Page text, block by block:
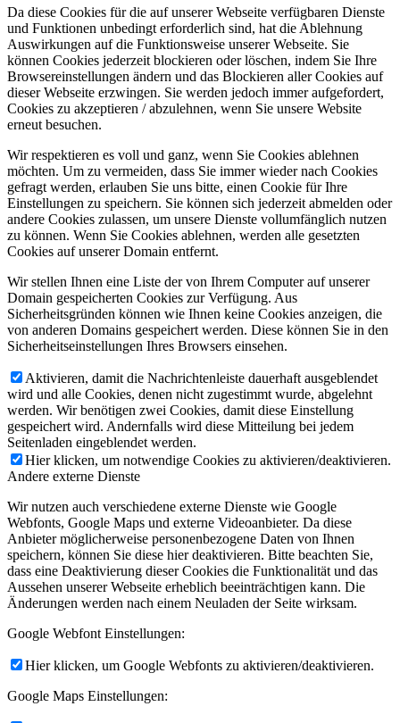
Da diese Cookies für die auf unserer Webseite verfügbaren Dienste
und Funktionen unbedingt erforderlich sind, hat die Ablehnung
Auswirkungen auf die Funktionsweise unserer Webseite. Sie
können Cookies jederzeit blockieren oder löschen, indem Sie Ihre
Browsereinstellungen ändern und das Blockieren aller Cookies auf
dieser Webseite erzwingen. Sie werden jedoch immer aufgefordert,
Cookies zu akzeptieren / abzulehnen, wenn Sie unsere Website
erneut besuchen.
Wir respektieren es voll und ganz, wenn Sie Cookies ablehnen
möchten. Um zu vermeiden, dass Sie immer wieder nach Cookies
gefragt werden, erlauben Sie uns bitte, einen Cookie für Ihre
Einstellungen zu speichern. Sie können sich jederzeit abmelden oder
andere Cookies zulassen, um unsere Dienste vollumfänglich nutzen
zu können. Wenn Sie Cookies ablehnen, werden alle gesetzten
Cookies auf unserer Domain entfernt.
Wir stellen Ihnen eine Liste der von Ihrem Computer auf unserer
Domain gespeicherten Cookies zur Verfügung. Aus
Sicherheitsgründen können wie Ihnen keine Cookies anzeigen, die
von anderen Domains gespeichert werden. Diese können Sie in den
Sicherheitseinstellungen Ihres Browsers einsehen.
Aktivieren, damit die Nachrichtenleiste dauerhaft ausgeblendet
wird und alle Cookies, denen nicht zugestimmt wurde, abgelehnt
werden. Wir benötigen zwei Cookies, damit diese Einstellung
gespeichert wird. Andernfalls wird diese Mitteilung bei jedem
Seitenladen eingeblendet werden.
Hier klicken, um notwendige Cookies zu aktivieren/deaktivieren.
Andere externe Dienste
Wir nutzen auch verschiedene externe Dienste wie Google
Webfonts, Google Maps und externe Videoanbieter. Da diese
Anbieter möglicherweise personenbezogene Daten von Ihnen
speichern, können Sie diese hier deaktivieren. Bitte beachten Sie,
dass eine Deaktivierung dieser Cookies die Funktionalität und das
Aussehen unserer Webseite erheblich beeinträchtigen kann. Die
Änderungen werden nach einem Neuladen der Seite wirksam.
Google Webfont Einstellungen:
Hier klicken, um Google Webfonts zu aktivieren/deaktivieren.
Google Maps Einstellungen: